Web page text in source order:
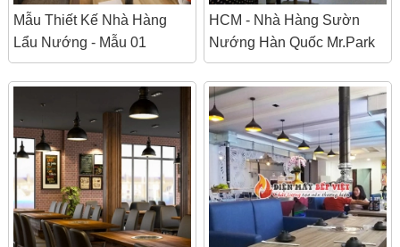
Mẫu Thiết Kế Nhà Hàng
Lẩu Nướng - Mẫu 01
HCM - Nhà Hàng Sườn
Nướng Hàn Quốc Mr.Park